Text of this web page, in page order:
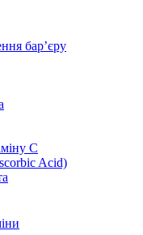
бар’єру
С
Acid)